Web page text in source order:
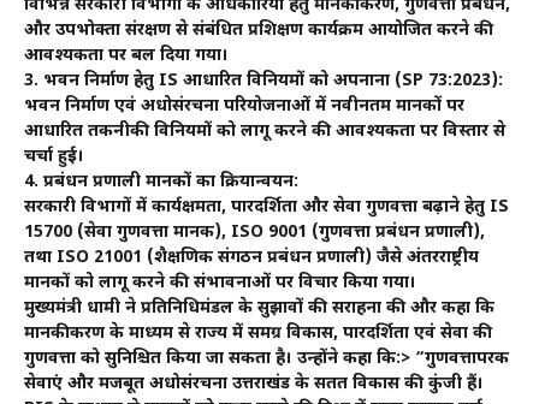
विभिन्न सरकारी विभागों के अधिकारियों हेतु मानकीकरण, गुणवत्ता प्रबंधन,
और उपभोक्ता संरक्षण से संबंधित प्रशिक्षण कार्यक्रम आयोजित करने की
आवश्यकता पर बल दिया गया।
3. भवन निर्माण हेतु IS आधारित विनियमों को अपनाना (SP 73:2023):
भवन निर्माण एवं अधोसंरचना परियोजनाओं में नवीनतम मानकों पर
आधारित तकनीकी विनियमों को लागू करने की आवश्यकता पर विस्तार से
चर्चा हुई।
4. प्रबंधन प्रणाली मानकों का क्रियान्वयन:
सरकारी विभागों में कार्यक्षमता, पारदर्शिता और सेवा गुणवत्ता बढ़ाने हेतु IS
15700 (सेवा गुणवत्ता मानक), ISO 9001 (गुणवत्ता प्रबंधन प्रणाली),
तथा ISO 21001 (शैक्षणिक संगठन प्रबंधन प्रणाली) जैसे अंतरराष्ट्रीय
मानकों को लागू करने की संभावनाओं पर विचार किया गया।
मुख्यमंत्री धामी ने प्रतिनिधिमंडल के सुझावों की सराहना की और कहा कि
मानकीकरण के माध्यम से राज्य में समग्र विकास, पारदर्शिता एवं सेवा की
गुणवत्ता को सुनिश्चित किया जा सकता है। उन्होंने कहा कि:> “गुणवत्तापरक
सेवाएं और मजबूत अधोसंरचना उत्तराखंड के सतत विकास की कुंजी हैं।